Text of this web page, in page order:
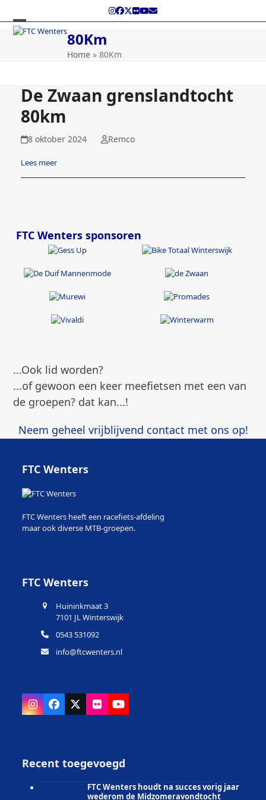
content
Instagram
Facebook
Twitter
Flickr
YouTube
E-
mail
Open
Close
80Km
Home »80Km
De Zwaan grenslandtocht
80km
8 oktober 2024 Remco
Lees meer
FTC Wenters sponsoren
...Ook lid worden?
...of gewoon een keer meefietsen met een van
de groepen? dat kan...!
Neem geheel vrijblijvend contact met ons op!
FTC Wenters
FTC Wenters heeft een racefiets-afdeling
maar ook diverse MTB-groepen.
FTC Wenters
Huininkmaat 3
7101 JL Winterswijk
0543 531092
info@ftcwenters.nl
Instagram
Facebook
X FlickrYouTube
Recent toegevoegd
FTC Wenters houdt na succes vorig jaar
wederom de Midzomeravondtocht